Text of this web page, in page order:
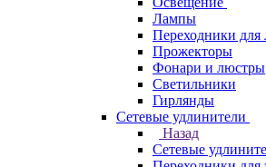
Лампы
Переходники для
Прожекторы
Фонари и люстры
Светильники
Гирлянды
Сетевые удлинители
Назад
Сетевые